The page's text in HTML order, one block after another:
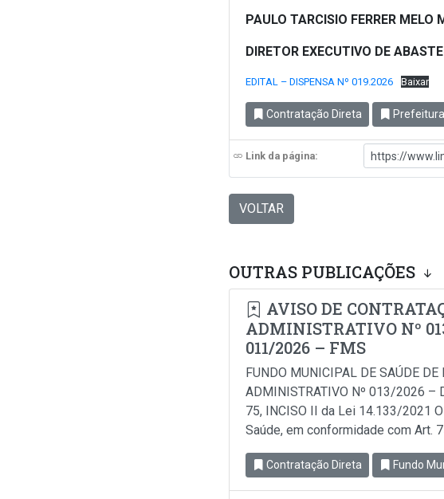
PAULO TARCISIO FERRER MELO
DIRETOR EXECUTIVO DE
EDITAL – DISPENSA Nº 019.2026 Baixar
Contratação Direta
Link da página:
VOLTAR
OUTRAS PUBLICAÇÕES
AVISO DE
ADMINISTRATIVO Nº
011/2026 – FMS
FUNDO MUNICIPAL DE SAÚDE
ADMINISTRATIVO Nº 013/2026 –
75, INCISO II da Lei 14.133/2021
Saúde, em conformidade com Art.
Contratação Direta Fundo